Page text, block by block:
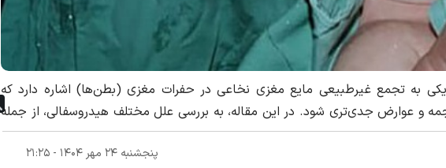
به تجمع غیرطبیعی مایع مغزی نخاعی در حفرات مغزی (بطن‌ها) اشاره دارد که
و عوارض جدی‌تری شود. در این مقاله، به بررسی علل مختلف هیدروسفالی، از جمله
حد آن خواهیم پرداخت. همچنین علائم این بیماری در نوزادان، کودکان و بزرگسالان
در اندازه سر تا اختلالات حرکتی و مشکلات حافظه متفاوت باشد. در نهایت، روش‌های
پنجشنبه ۲۴ مهر ۱۴۰۴ - ۲۱:۲۵